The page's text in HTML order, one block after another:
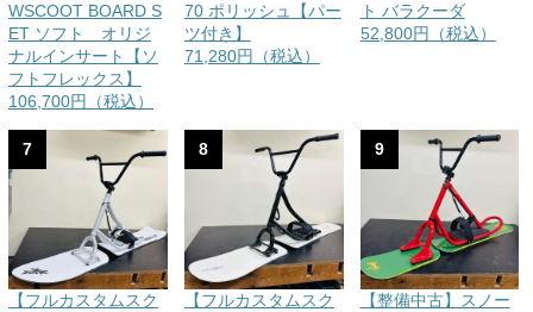
WSCOOT BOARD S
ET ソフト オリジ
ナルインサート【ソ
フトフレックス】
106,700円（税込）
70 ポリッシュ【パー
ツ付き】
71,280円（税込）
ト バラクーダ
52,800円（税込）
7
【フルカスタムスク
8
【フルカスタムスク
9
【整備中古】スノー